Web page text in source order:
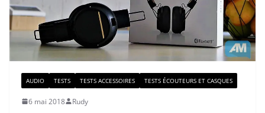
AUDIO TESTS TESTS ACCESSOIRES TESTS ÉCOUTEURS ET CASQUES
6 mai 2018 Rudy